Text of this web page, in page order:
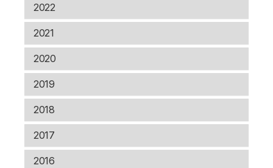
2022
2021
2020
2019
2018
2017
2016